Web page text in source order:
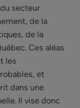
secteur
de la
de la
Ces aléas
les
et
dans une
Il vise donc